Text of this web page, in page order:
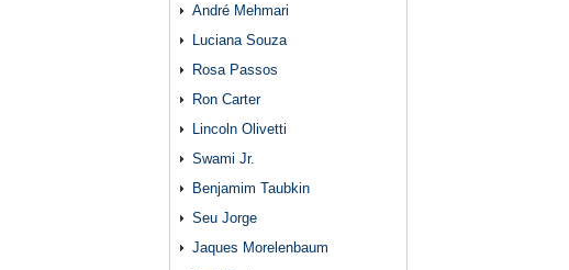
André Mehmari
Luciana Souza
Rosa Passos
Ron Carter
Lincoln Olivetti
Swami Jr.
Benjamim Taubkin
Seu Jorge
Jaques Morelenbaum